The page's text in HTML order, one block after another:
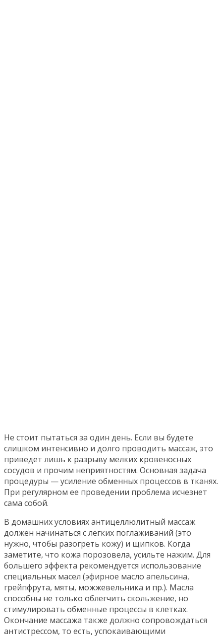
Не стоит пытаться за один день. Если вы будете
слишком интенсивно и долго проводить массаж, это
приведет лишь к разрыву мелких кровеносных
сосудов и прочим неприятностям. Основная задача
процедуры — усиление обменных процессов в тканях.
При регулярном ее проведении проблема исчезнет
сама собой.
В домашних условиях антицеллюлитный массаж
должен начинаться с легких поглаживаний (это
нужно, чтобы разогреть кожу) и щипков. Когда
заметите, что кожа порозовела, усильте нажим. Для
большего эффекта рекомендуется использование
специальных масел (эфирное масло апельсина,
грейпфрута, мяты, можжевельника и пр.). Масла
способны не только облегчить скольжение, но
стимулировать обменные процессы в клетках.
Окончание массажа также должно сопровождаться
антистрессом, то есть, успокаивающими